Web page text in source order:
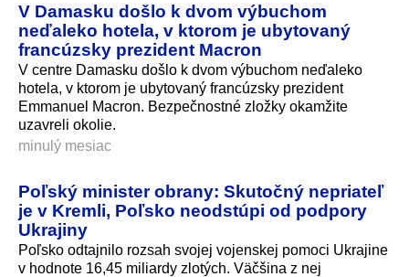
V Damasku došlo k dvom výbuchom
neďaleko hotela, v ktorom je ubytovaný
francúzsky prezident Macron
V centre Damasku došlo k dvom výbuchom neďaleko
hotela, v ktorom je ubytovaný francúzsky prezident
Emmanuel Macron. Bezpečnostné zložky okamžite
uzavreli okolie.
minulý mesiac
Poľský minister obrany: Skutočný nepriateľ
je v Kremli, Poľsko neodstúpi od podpory
Ukrajiny
Poľsko odtajnilo rozsah svojej vojenskej pomoci Ukrajine
v hodnote 16,45 miliardy zlotých. Väčšina z nej